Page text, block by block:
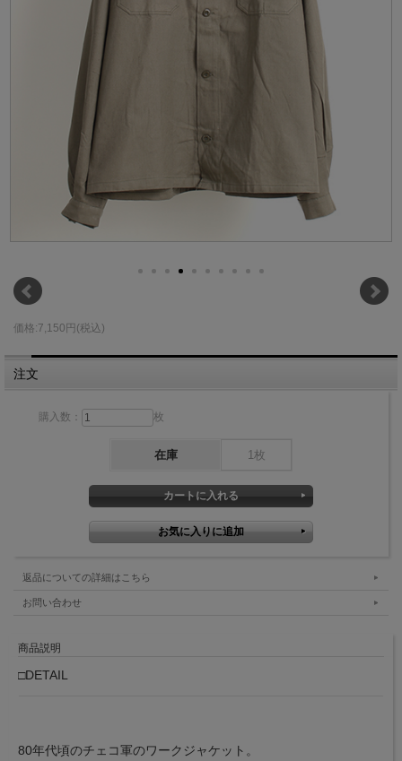
価格:7,150円(税込)
注文
購入数： 枚
在庫 1枚
返品についての詳細はこちら
お問い合わせ
商品説明
□DETAIL
80年代頃のチェコ軍のワークジャケット。